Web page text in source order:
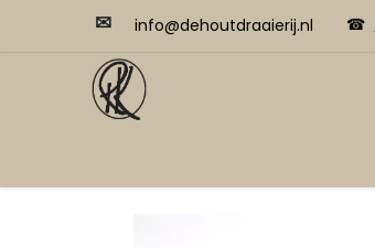
✉ ​​info@dehoutdraaierij.nl ☎